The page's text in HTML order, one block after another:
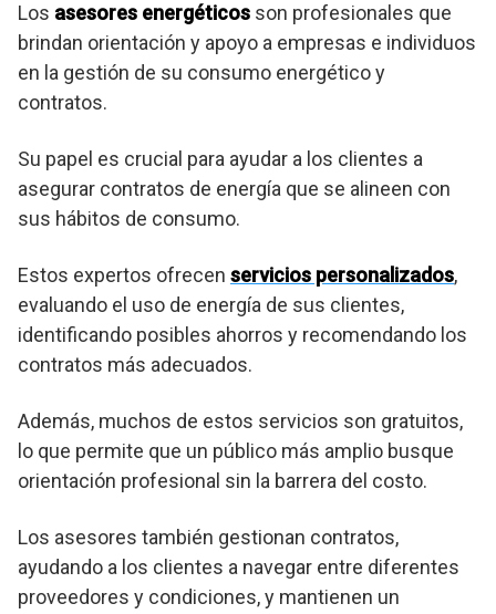
Los asesores energéticos son profesionales que
brindan orientación y apoyo a empresas e individuos
en la gestión de su consumo energético y
contratos.
Su papel es crucial para ayudar a los clientes a
asegurar contratos de energía que se alineen con
sus hábitos de consumo.
Estos expertos ofrecen servicios personalizados,
evaluando el uso de energía de sus clientes,
identificando posibles ahorros y recomendando los
contratos más adecuados.
Además, muchos de estos servicios son gratuitos,
lo que permite que un público más amplio busque
orientación profesional sin la barrera del costo.
Los asesores también gestionan contratos,
ayudando a los clientes a navegar entre diferentes
proveedores y condiciones, y mantienen un